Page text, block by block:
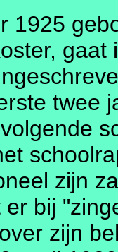
1925
twee
zijn
bij
zijn